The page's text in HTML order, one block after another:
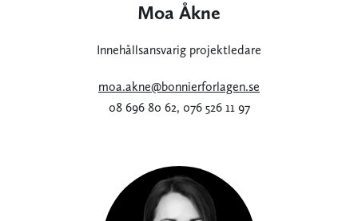
Moa Åkne
Innehållsansvarig projektledare
moa.akne@bonnierforlagen.se
08 696 80 62, 076 526 11 97